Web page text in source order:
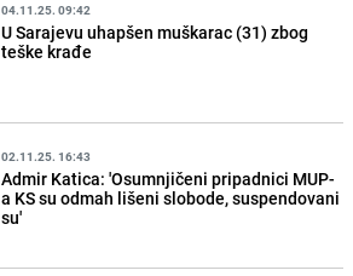
04.11.25. 09:42
U Sarajevu uhapšen muškarac (31) zbog
teške krađe
02.11.25. 16:43
Admir Katica: 'Osumnjičeni pripadnici MUP-
a KS su odmah lišeni slobode, suspendovani
su'